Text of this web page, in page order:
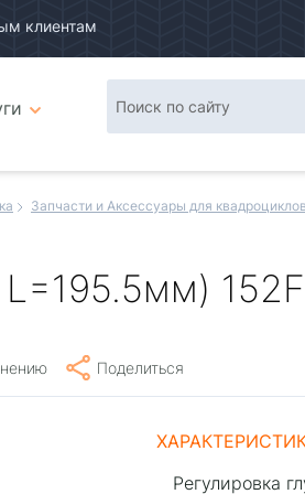
клиентам
Запчасти и Аксессуары для
Поделиться
Регулировка